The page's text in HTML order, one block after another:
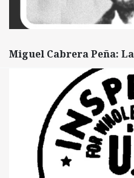
Miguel Cabrera Peña: